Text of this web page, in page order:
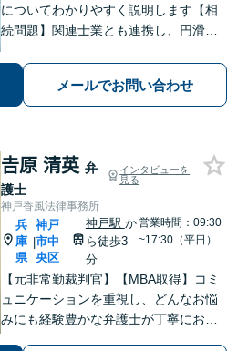
についてわかりやすく説明します【相
続問題】関連士業とも連携し、円滑な
の実績あり。迅速なアクションと適切
なアドバイスはお任せください【夜間
／休日相談可】
メールでお問い合わせ
𠮷原 清英 弁
護士
インタビューを
見る
神戸香風法律事務所
兵
庫
県
|
神戸
市中
央区
神戸駅 か
ら徒歩3
分
営業時間：09:30
~17:30（平日）
【元非常勤裁判官】【MBA取得】コミ
ュニケーションを重視し、どんなお悩
みにも経験豊かな弁護士が丁寧にお応